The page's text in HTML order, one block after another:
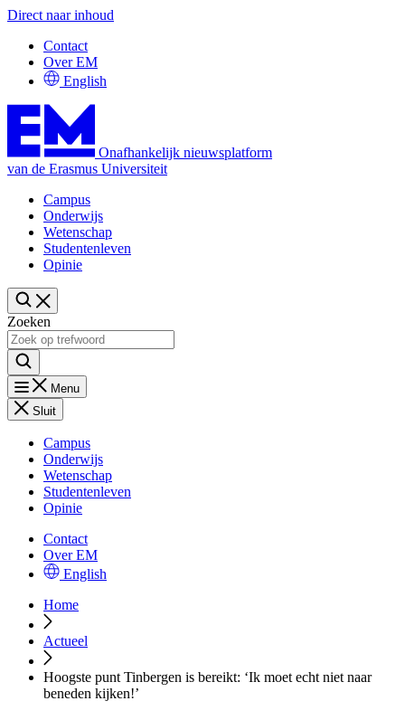
Direct naar inhoud
Contact
Over EM
English
Onafhankelijk nieuwsplatform
van de Erasmus Universiteit
Campus
Onderwijs
Wetenschap
Studentenleven
Opinie
Zoeken
Menu
Sluit
Campus
Onderwijs
Wetenschap
Studentenleven
Opinie
Contact
Over EM
English
Home
Actueel
Hoogste punt Tinbergen is bereikt: ‘Ik moet echt niet naar
beneden kijken!’